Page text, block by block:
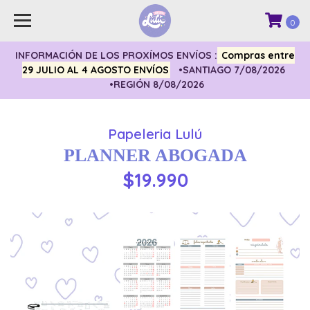
INFORMACIÓN DE LOS PROXÍMOS ENVÍOS : Compras entre
29 JULIO AL 4 AGOSTO ENVÍOS
•SANTIAGO 7/08/2026
•REGIÓN 8/08/2026
0
Papeleria Lulú
PLANNER ABOGADA
$19.990